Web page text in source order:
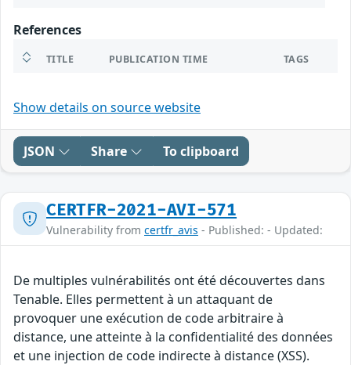
References
TITLE PUBLICATION TIME TAGS
Show details on source website
JSON Share To clipboard
CERTFR-2021-AVI-571
Vulnerability from certfr_avis - Published: - Updated:
De multiples vulnérabilités ont été découvertes dans
Tenable. Elles permettent à un attaquant de
provoquer une exécution de code arbitraire à
distance, une atteinte à la confidentialité des données
et une injection de code indirecte à distance (XSS).